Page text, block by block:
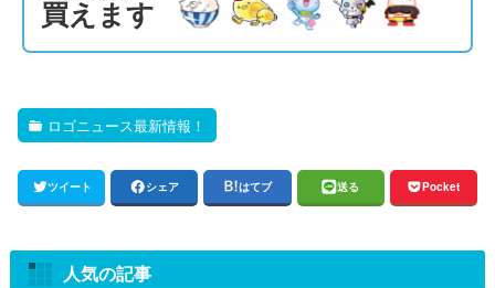
買えます
ロゴニュース最新情報！
ツイート シェア はてブ 送る Pocket
人気の記事